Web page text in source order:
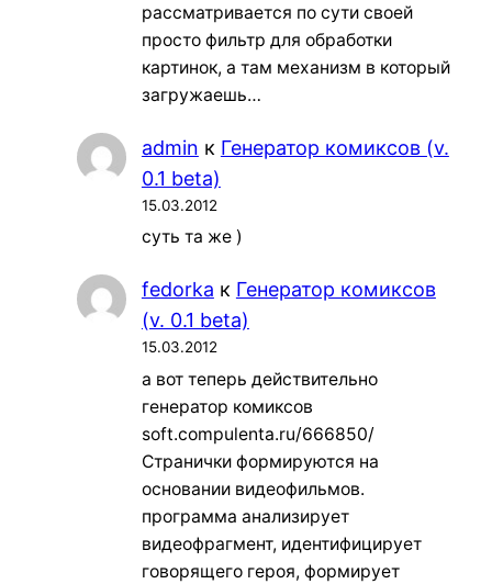
рассматривается по сути своей
просто фильтр для обработки
картинок, а там механизм в который
загружаешь…
admin к Генератор комиксов (v.
0.1 beta)
15.03.2012
суть та же )
fedorka к Генератор комиксов
(v. 0.1 beta)
15.03.2012
а вот теперь действительно
генератор комиксов
soft.compulenta.ru/666850/
Странички формируются на
основании видеофильмов.
программа анализирует
видеофрагмент, идентифицирует
говорящего героя, формирует